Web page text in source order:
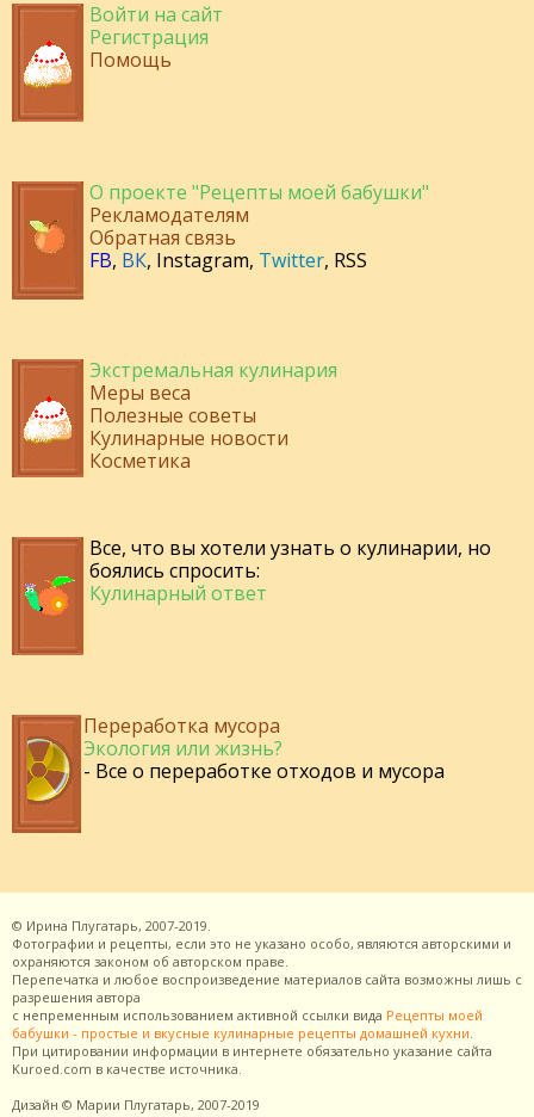
Войти на сайт
Регистрация
Помощь
О проекте "Рецепты моей бабушки"
Рекламодателям
Обратная связь
FB, ВК, Instagram, Twitter, RSS
Экстремальная кулинария
Меры веса
Полезные советы
Кулинарные новости
Косметика
Все, что вы хотели узнать о кулинарии, но
боялись спросить:
Кулинарный ответ
Переработка мусора
Экология или жизнь?
- Все о переработке отходов и мусора
© Ирина Плугатарь, 2007-2019.
Фотографии и рецепты, если это не указано особо, являются авторскими и
охраняются законом об авторском праве.
Перепечатка и любое воспроизведение материалов сайта возможны лишь с
разрешения автора
с непременным использованием активной ссылки вида Рецепты моей
бабушки - простые и вкусные кулинарные рецепты домашней кухни.
При цитировании информации в интернете обязательно указание сайта
Kuroed.com в качестве источника.
Дизайн © Марии Плугатарь, 2007-2019